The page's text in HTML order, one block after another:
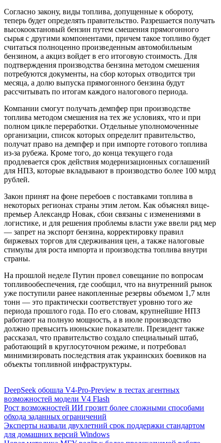
Согласно закону, виды топлива, допущенные к обороту,
теперь будет определять правительство. Разрешается получать
высокооктановый бензин путем смешения прямогонного
сырья с другими компонентами, причем такое топливо будет
считаться полноценно произведенным автомобильным
бензином, а акциз войдет в его итоговую стоимость. Для
подтверждения производства бензина методом смешения
потребуются документы, на сбор которых отводится три
месяца, а долю выпуска прямогонного бензина будут
рассчитывать по итогам каждого налогового периода.
Компании смогут получать демпфер при производстве
топлива методом смешения на тех же условиях, что и при
полном цикле переработки. Отдельные уполномоченные
организации, список которых определит правительство,
получат право на демпфер и при импорте готового топлива
из-за рубежа. Кроме того, до конца текущего года
продлевается срок действия модернизационных соглашений
для НПЗ, которые вкладывают в производство более 100 млрд
рублей.
Закон принят на фоне перебоев с поставками топлива в
некоторых регионах страны этим летом. Как объяснял вице-
премьер Александр Новак, сбои связаны с изменениями в
логистике, и для решения проблемы власти уже ввели ряд мер
— запрет на экспорт бензина, корректировку правил
биржевых торгов для сдерживания цен, а также налоговые
стимулы для роста импорта и производства топлива внутри
страны.
На прошлой неделе Путин провел совещание по вопросам
топливообеспечения, где сообщил, что на внутренний рынок
уже поступили ранее накопленные резервы объемом 1,7 млн
тонн — это практически соответствует уровню того же
периода прошлого года. По его словам, крупнейшие НПЗ
работают на полную мощность, а в июле производство
должно превысить июньские показатели. Президент также
рассказал, что правительство создало специальный штаб,
работающий в круглосуточном режиме, и потребовал
минимизировать последствия атак украинских боевиков на
объекты топливной инфраструктуры.
DeepSeek обошла V4-Pro-Preview в тестах агентных
возможностей модели V4 Flash
Рост возможностей ИИ грозит более сложными способами
обхода заданных ограничений
Эксперты назвали двухлетний срок поддержки стандартом
для домашних версий Windows